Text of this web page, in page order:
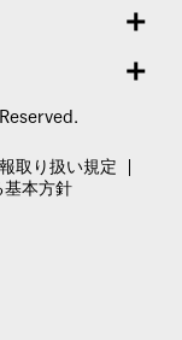
取り扱い規定
基本方針